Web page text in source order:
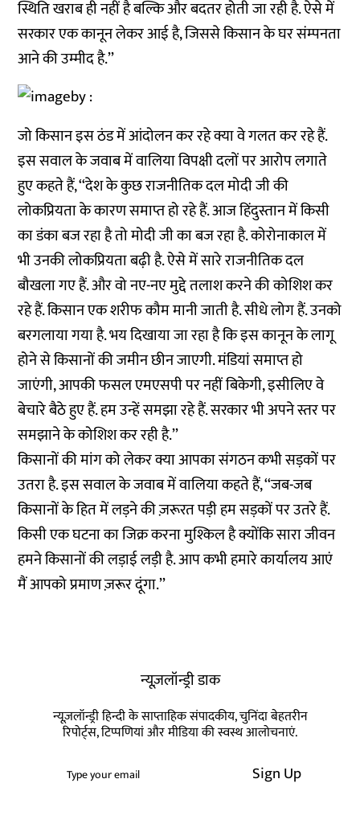
स्थिति खराब ही नहीं है बल्कि और बदतर होती जा रही है. ऐसे में
सरकार एक कानून लेकर आई है, जिससे किसान के घर संम्पनता
आने की उम्मीद है.’’
जो किसान इस ठंड में आंदोलन कर रहे क्या वे गलत कर रहे हैं.
इस सवाल के जवाब में वालिया विपक्षी दलों पर आरोप लगाते
हुए कहते हैं, ‘‘देश के कुछ राजनीतिक दल मोदी जी की
लोकप्रियता के कारण समाप्त हो रहे हैं. आज हिंदुस्तान में किसी
का डंका बज रहा है तो मोदी जी का बज रहा है. कोरोनाकाल में
भी उनकी लोकप्रियता बढ़ी है. ऐसे में सारे राजनीतिक दल
बौखला गए हैं. और वो नए-नए मुद्दे तलाश करने की कोशिश कर
रहे हैं. किसान एक शरीफ कौम मानी जाती है. सीधे लोग हैं. उनको
बरगलाया गया है. भय दिखाया जा रहा है कि इस कानून के लागू
होने से किसानों की जमीन छीन जाएगी. मंडियां समाप्त हो
जाएंगी, आपकी फसल एमएसपी पर नहीं बिकेगी, इसीलिए वे
बेचारे बैठे हुए हैं. हम उन्हें समझा रहे हैं. सरकार भी अपने स्तर पर
समझाने के कोशिश कर रही है.’’
किसानों की मांग को लेकर क्या आपका संगठन कभी सड़कों पर
उतरा है. इस सवाल के जवाब में वालिया कहते हैं, ‘‘जब-जब
किसानों के हित में लड़ने की ज़रूरत पड़ी हम सड़कों पर उतरे हैं.
किसी एक घटना का जिक्र करना मुश्किल है क्योंकि सारा जीवन
हमने किसानों की लड़ाई लड़ी है. आप कभी हमारे कार्यालय आएं
मैं आपको प्रमाण ज़रूर दूंगा.’’
न्यूज़लॉन्ड्री डाक
न्यूज़लॉन्ड्री हिन्दी के साप्ताहिक संपादकीय, चुनिंदा बेहतरीन
रिपोर्ट्स, टिप्पणियां और मीडिया की स्वस्थ आलोचनाएं.
Sign Up